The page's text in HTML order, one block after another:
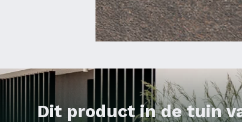
Dit product in de tuin